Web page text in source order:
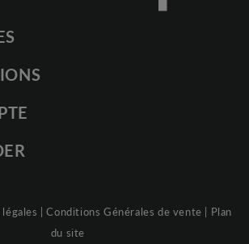
|Conditions Générales de vente | Plan
du site